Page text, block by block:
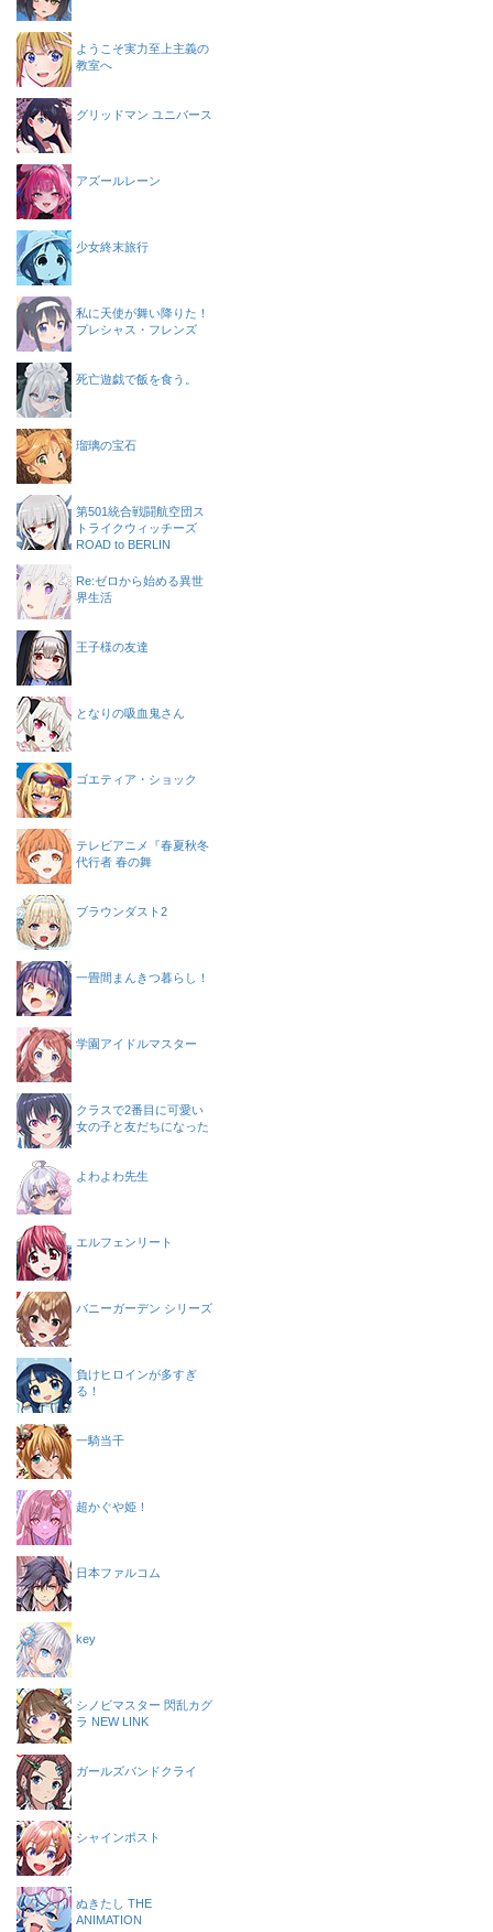
ようこそ実力至上主義の
教室へ
グリッドマン ユニバース
アズールレーン
少女終末旅行
私に天使が舞い降りた！
プレシャス・フレンズ
死亡遊戯で飯を食う。
瑠璃の宝石
第501統合戦闘航空団ス
トライクウィッチーズ
ROAD to BERLIN
Re:ゼロから始める異世
界生活
王子様の友達
となりの吸血鬼さん
ゴエティア・ショック
テレビアニメ『春夏秋冬
代行者 春の舞
ブラウンダスト2
一畳間まんきつ暮らし！
学園アイドルマスター
クラスで2番目に可愛い
女の子と友だちになった
よわよわ先生
エルフェンリート
バニーガーデン シリーズ
負けヒロインが多すぎ
る！
一騎当千
超かぐや姫！
日本ファルコム
key
シノビマスター 閃乱カグ
ラ NEW LINK
ガールズバンドクライ
シャインポスト
ぬきたし THE
ANIMATION